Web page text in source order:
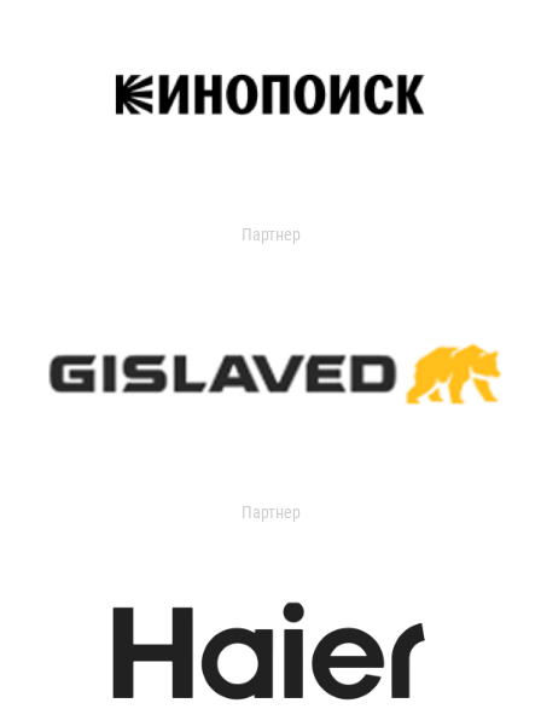
Партнер
Партнер